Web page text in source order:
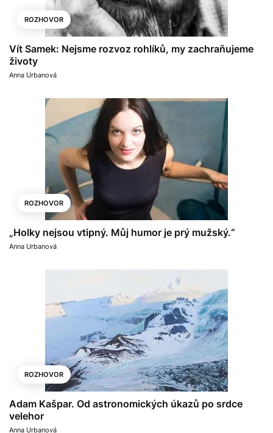
ROZHOVOR
Vít Samek: Nejsme rozvoz rohlíků, my zachraňujeme
životy
Anna Urbanová
ROZHOVOR
„Holky nejsou vtipný. Můj humor je prý mužský.“
Anna Urbanová
ROZHOVOR
Adam Kašpar. Od astronomických úkazů po srdce
velehor
Anna Urbanová